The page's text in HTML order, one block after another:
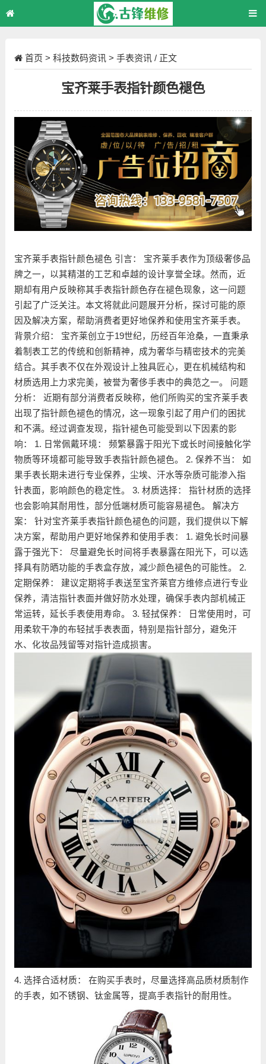
首页 > 科技数码资讯 > 手表资讯 / 正文
宝齐莱手表指针颜色褪色
宝齐莱手表指针颜色褪色 引言： 宝齐莱手表作为顶级奢侈品
牌之一，以其精湛的工艺和卓越的设计享誉全球。然而，近
期却有用户反映称其手表指针颜色存在褪色现象，这一问题
引起了广泛关注。本文将就此问题展开分析，探讨可能的原
因及解决方案，帮助消费者更好地保养和使用宝齐莱手表。
背景介绍： 宝齐莱创立于19世纪，历经百年沧桑，一直秉承
着制表工艺的传统和创新精神，成为奢华与精密技术的完美
结合。其手表不仅在外观设计上独具匠心，更在机械结构和
材质选用上力求完美，被誉为奢侈手表中的典范之一。 问题
分析： 近期有部分消费者反映称，他们所购买的宝齐莱手表
出现了指针颜色褪色的情况，这一现象引起了用户们的困扰
和不满。经过调查发现，指针褪色可能受到以下因素的影
响： 1. 日常佩戴环境： 频繁暴露于阳光下或长时间接触化学
物质等环境都可能导致手表指针颜色褪色。 2. 保养不当： 如
果手表长期未进行专业保养，尘埃、汗水等杂质可能渗入指
针表面，影响颜色的稳定性。 3. 材质选择： 指针材质的选择
也会影响其耐用性，部分低端材质可能容易褪色。 解决方
案： 针对宝齐莱手表指针颜色褪色的问题，我们提供以下解
决方案，帮助用户更好地保养和使用手表： 1. 避免长时间暴
露于强光下： 尽量避免长时间将手表暴露在阳光下，可以选
择具有防晒功能的手表盒存放，减少颜色褪色的可能性。 2.
定期保养： 建议定期将手表送至宝齐莱官方维修点进行专业
保养，清洁指针表面并做好防水处理，确保手表内部机械正
常运转，延长手表使用寿命。 3. 轻拭保养： 日常使用时，可
用柔软干净的布轻拭手表表面，特别是指针部分，避免汗
水、化妆品残留等对指针造成损害。
4. 选择合适材质： 在购买手表时，尽量选择高品质材质制作
的手表，如不锈钢、钛金属等，提高手表指针的耐用性。